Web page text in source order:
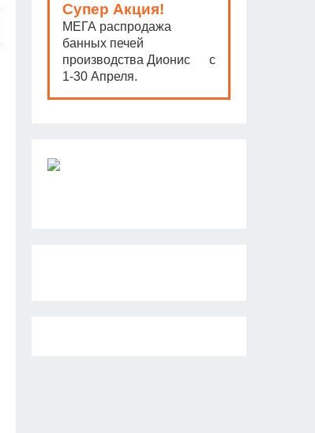
Супер Акция!
МЕГА распродажа
банных печей
производства Дионис с
1-30 Апреля.